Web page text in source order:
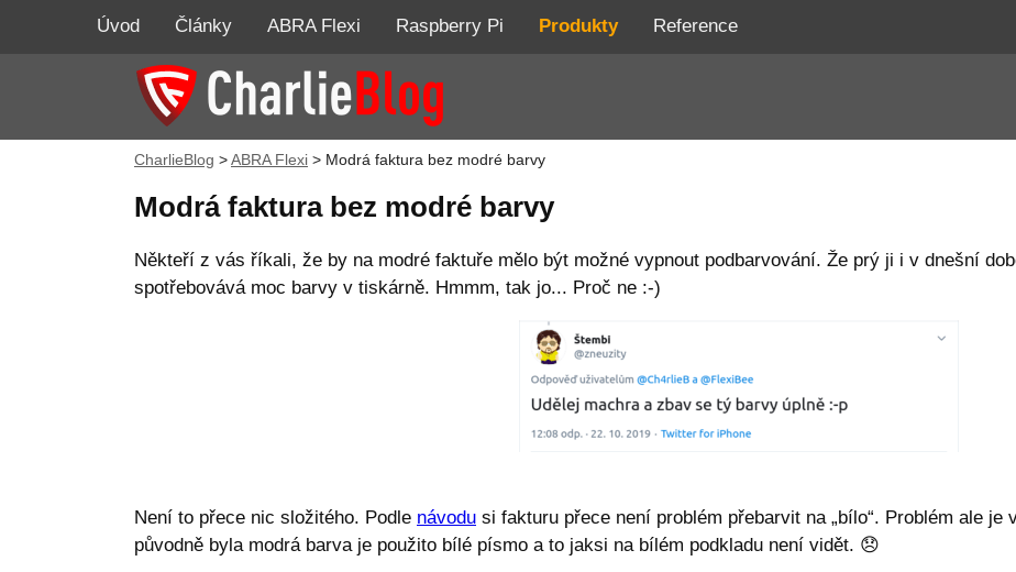
CharlieBlog >ABRA Flexi > Modrá faktura bez modré barvy
Modrá faktura bez modré barvy
Někteří z vás říkali, že by na modré faktuře mělo být možné vypnout podbarvování. Že prý ji i v dnešní
spotřebovává moc barvy v tiskárně. Hmmm, tak jo... Proč ne :-)
Není to přece nic složitého. Podle návodu si fakturu přece není problém přebarvit na „bílo“. Problém ale
původně byla modrá barva je použito bílé písmo a to jaksi na bílém podkladu není vidět. 😞
Úvod Články ABRA Flexi Raspberry Pi Produkty Reference